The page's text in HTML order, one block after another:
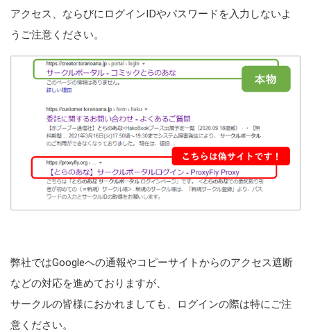
アクセス、ならびにログインIDやパスワードを入力しないよ
うご注意ください。
弊社ではGoogleへの通報やコピーサイトからのアクセス遮断
などの対応を進めておりますが、
サークルの皆様におかれましても、ログインの際は特にご注
意ください。